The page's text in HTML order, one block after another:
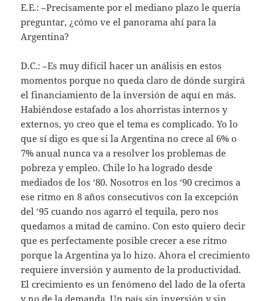
E.E.: –Precisamente por el mediano plazo le quería
preguntar, ¿cómo ve el panorama ahí para la
Argentina?
D.C.: –Es muy difícil hacer un análisis en estos
momentos porque no queda claro de dónde surgirá
el financiamiento de la inversión de aquí en más.
Habiéndose estafado a los ahorristas internos y
externos, yo creo que el tema es complicado. Yo lo
que sí digo es que si la Argentina no crece al 6% o
7% anual nunca va a resolver los problemas de
pobreza y empleo. Chile lo ha logrado desde
mediados de los ‘80. Nosotros en los ‘90 crecimos a
ese ritmo en 8 años consecutivos con la excepción
del ‘95 cuando nos agarró el tequila, pero nos
quedamos a mitad de camino. Con esto quiero decir
que es perfectamente posible crecer a ese ritmo
porque la Argentina ya lo hizo. Ahora el crecimiento
requiere inversión y aumento de la productividad.
El crecimiento es un fenómeno del lado de la oferta